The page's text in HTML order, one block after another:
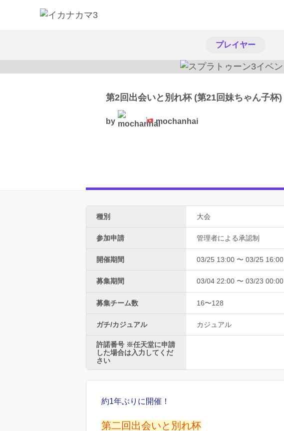
プレイヤー
第2回出会いと別れ杯 (第21回妹ちゃん子杯)
by mochanhai
種別 大会
参加申請 管理者による承認制
開催期間 03/25 13:00 〜 03/25 16:00
募集期間 03/04 22:00 〜 03/23 00:00
募集チーム数 16〜128
ガチ/カジュアル カジュアル
許諾番号 ※任天堂に申請
した場合は入力してくだ
さい
約1年ぶりに開催！
第二回出会いと別れ杯